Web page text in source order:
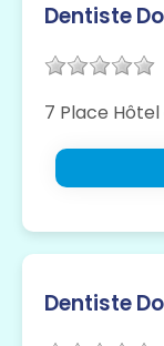
Dentiste
7 Place
Dentiste